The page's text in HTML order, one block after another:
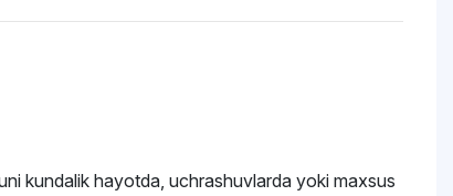
kundalik hayotda, uchrashuvlarda yoki maxsus